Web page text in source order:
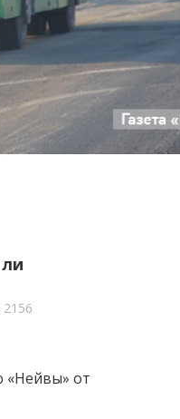
«Нейвы» от